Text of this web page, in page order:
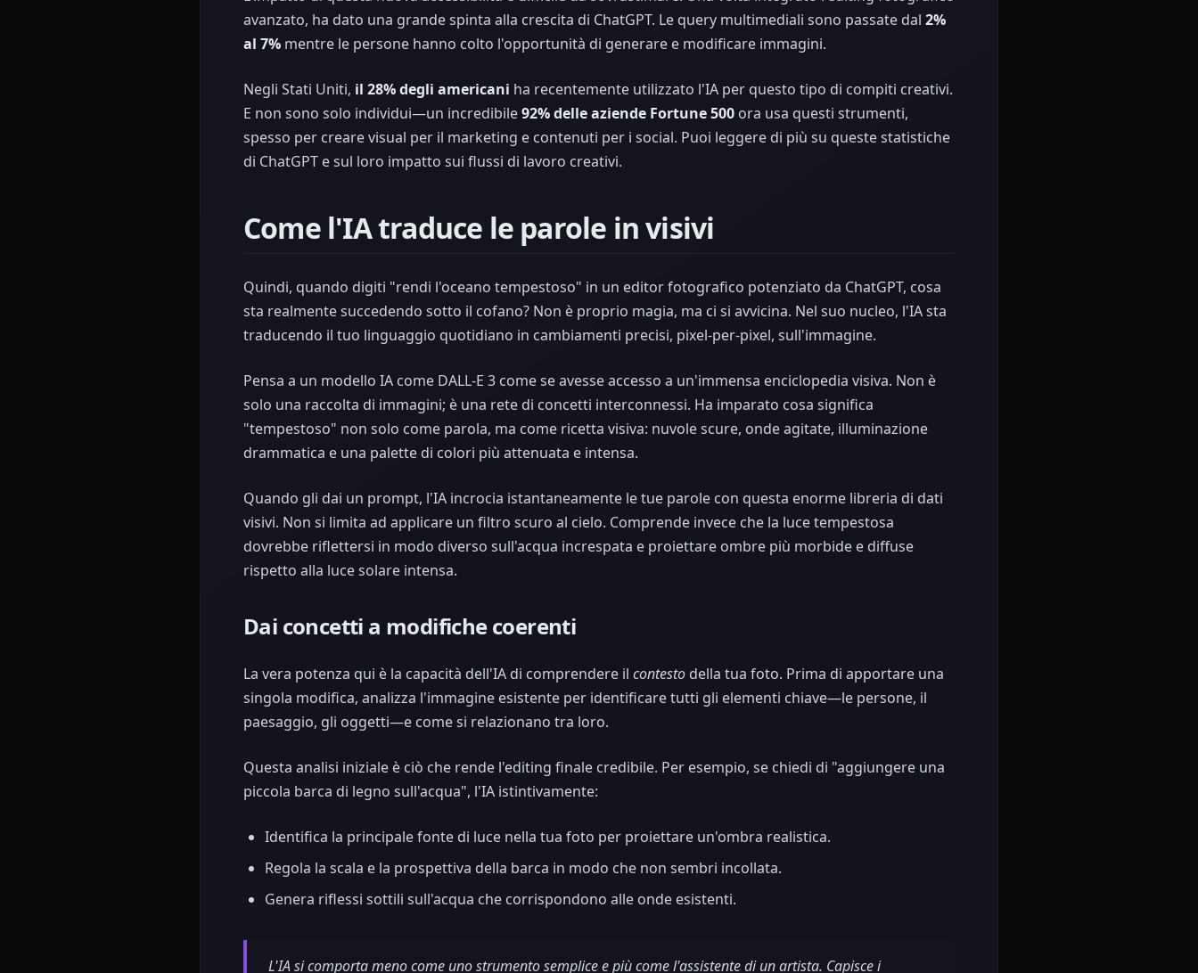
avanzato, ha dato una grande spinta alla crescita di ChatGPT. Le query multimediali sono passate dal 2%
al 7% mentre le persone hanno colto l'opportunità di generare e modificare immagini.
Negli Stati Uniti, il 28% degli americani ha recentemente utilizzato l'IA per questo tipo di compiti creativi.
E non sono solo individui—un incredibile92% delle aziende Fortune 500 ora usa questi strumenti,
spesso per creare visual per il marketing e contenuti per i social. Puoi leggere di più su queste statistiche
di ChatGPT e sul loro impatto sui flussi di lavoro creativi.
Come l'IA traduce le parole in visivi
Quindi, quando digiti "rendi l'oceano tempestoso" in un editor fotografico potenziato da ChatGPT, cosa
sta realmente succedendo sotto il cofano? Non è proprio magia, ma ci si avvicina. Nel suo nucleo, l'IA sta
traducendo il tuo linguaggio quotidiano in cambiamenti precisi, pixel-per-pixel, sull'immagine.
Pensa a un modello IA come DALL-E 3 come se avesse accesso a un'immensa enciclopedia visiva. Non è
solo una raccolta di immagini; è una rete di concetti interconnessi. Ha imparato cosa significa
"tempestoso" non solo come parola, ma come ricetta visiva: nuvole scure, onde agitate, illuminazione
drammatica e una palette di colori più attenuata e intensa.
Quando gli dai un prompt, l'IA incrocia istantaneamente le tue parole con questa enorme libreria di dati
visivi. Non si limita ad applicare un filtro scuro al cielo. Comprende invece che la luce tempestosa
dovrebbe riflettersi in modo diverso sull'acqua increspata e proiettare ombre più morbide e diffuse
rispetto alla luce solare intensa.
Dai concetti a modifiche coerenti
La vera potenza qui è la capacità dell'IA di comprendere il contesto della tua foto. Prima di apportare una
singola modifica, analizza l'immagine esistente per identificare tutti gli elementi chiave—le persone, il
paesaggio, gli oggetti—e come si relazionano tra loro.
Questa analisi iniziale è ciò che rende l'editing finale credibile. Per esempio, se chiedi di "aggiungere una
piccola barca di legno sull'acqua", l'IA istintivamente:
Identifica la principale fonte di luce nella tua foto per proiettare un'ombra realistica.
Regola la scala e la prospettiva della barca in modo che non sembri incollata.
Genera riflessi sottili sull'acqua che corrispondono alle onde esistenti.
L'IA si comporta meno come uno strumento semplice e più come l'assistente di un artista. Capisce i